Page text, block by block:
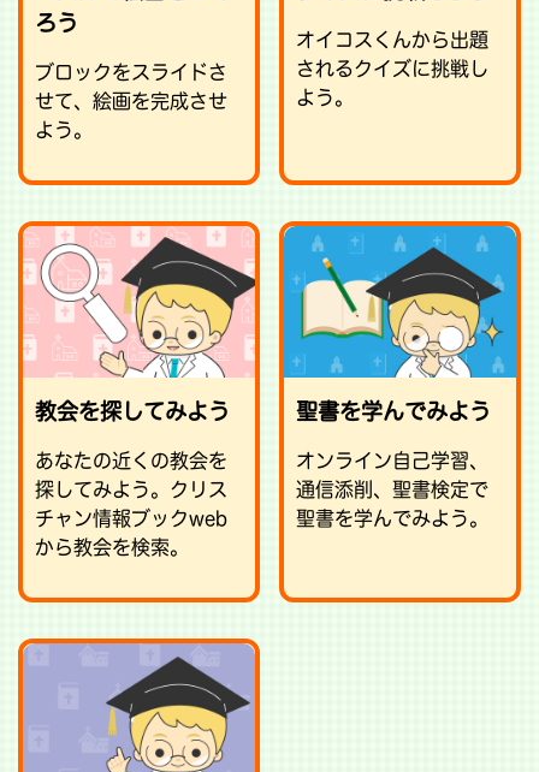
ろう
ブロックをスライドさ
せて、絵画を完成させ
よう。
オイコスくんから出題
されるクイズに挑戦し
よう。
教会を探してみよう
あなたの近くの教会を
探してみよう。クリス
チャン情報ブックweb
から教会を検索。
聖書を学んでみよう
オンライン自己学習、
通信添削、聖書検定で
聖書を学んでみよう。